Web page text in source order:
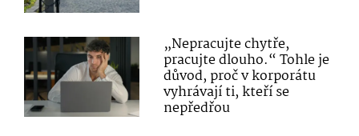
„Nepracujte chytře,
pracujte dlouho.“ Tohle je
důvod, proč v korporátu
vyhrávají ti, kteří se
nepředřou